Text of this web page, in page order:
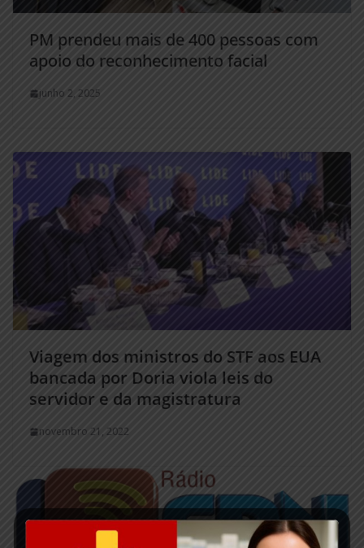
PM prendeu mais de 400 pessoas com
apoio do reconhecimento facial
junho 2, 2025
Viagem dos ministros do STF aos EUA
bancada por Doria viola leis do
servidor e da magistratura
novembro 21, 2022